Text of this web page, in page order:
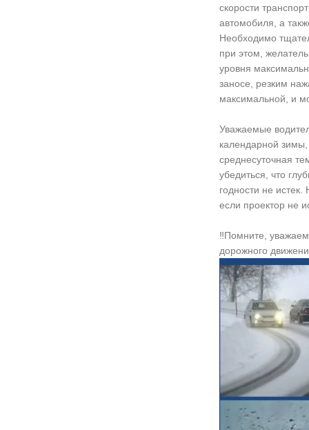
скорости
автомобиля, а
Необходимо
при этом,
уровня
заносе, резким
максимальной, и
Уважаемые
календарной
среднесуточная
убедиться, что
годности не
если проектор не
‼Помните,
дорожного